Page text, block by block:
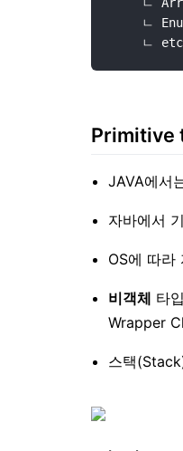
ㄴ
Primitive
JAVA에서
자바에서
OS에 따라
비객체 타
Wrapper
스택